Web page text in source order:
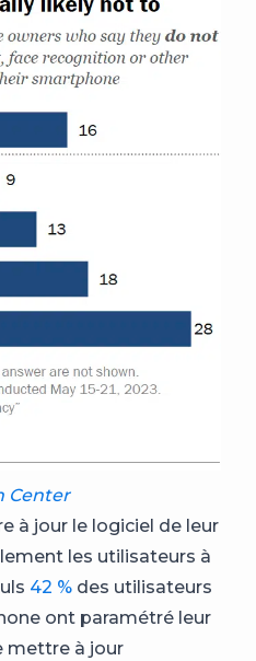
Center
à jour le logiciel de leur
les utilisateurs à
42 % des utilisateurs
ont paramétré leur
mettre à jour